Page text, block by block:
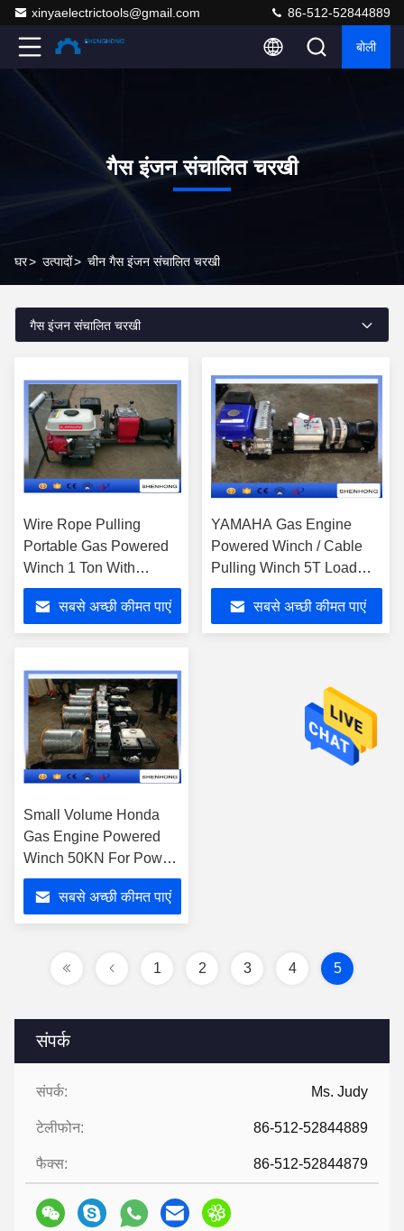
xinyaelectrictools@gmail.com 86-512-52844889
बोली
गैस इंजन संचालित चरखी
घर> उत्पादों> चीन गैस इंजन संचालित चरखी
संपर्क
संपर्क: Ms. Judy
टेलीफोन: 86-512-52844889
फैक्स: 86-512-52844879
गैस इंजन संचालित चरखी
Wire Rope Pulling
Portable Gas Powered
Winch 1 Ton With
Gasoline Engine
सबसे अच्छी कीमत पाएं
YAMAHA Gas Engine
Powered Winch / Cable
Pulling Winch 5T Load
Capacity
सबसे अच्छी कीमत पाएं
Small Volume Honda
Gas Engine Powered
Winch 50KN For Power
Construction
सबसे अच्छी कीमत पाएं
1 2 3 4 5